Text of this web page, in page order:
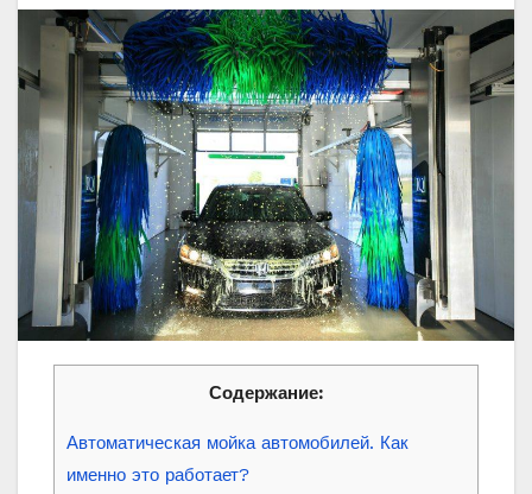
Содержание:
Автоматическая мойка автомобилей. Как
именно это работает?